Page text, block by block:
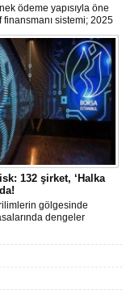
ödeme yapısıyla öne
finansmanı sistemi; 2025
TL’yi aşan işlem
ana akım bir finansal
Dar ve orta gelirli
araç sahibi olma yolunda
sunuyor.
132 şirket, ‘Halka
gölgesinde
dengeler
dikkat çekti.
belirsizliklere rağmen
arz için sırada
erişimde zorlanan
yöneliminin